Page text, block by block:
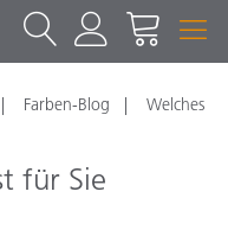
Farben-Blog
Welches
für Sie